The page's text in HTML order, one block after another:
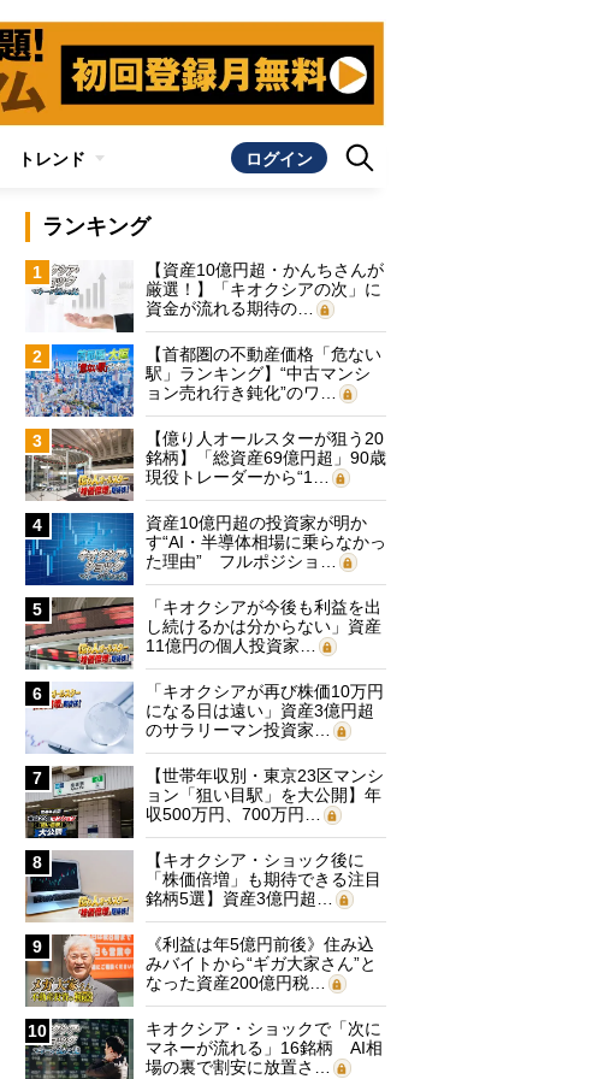
トレンド ログイン
ランキング
1
【資産10億円超・かんちさんが
厳選！】「キオクシアの次」に
資金が流れる期待の…
2
【首都圏の不動産価格「危ない
駅」ランキング】“中古マンシ
ョン売れ行き鈍化”のワ…
3
【億り人オールスターが狙う20
銘柄】「総資産69億円超」90歳
現役トレーダーから“1…
4
資産10億円超の投資家が明か
す“AI・半導体相場に乗らなかっ
た理由” フルポジショ…
5
「キオクシアが今後も利益を出
し続けるかは分からない」資産
11億円の個人投資家…
6
「キオクシアが再び株価10万円
になる日は遠い」資産3億円超
のサラリーマン投資家…
7
【世帯年収別・東京23区マンシ
ョン「狙い目駅」を大公開】年
収500万円、700万円…
8
【キオクシア・ショック後に
「株価倍増」も期待できる注目
銘柄5選】資産3億円超…
9
《利益は年5億円前後》住み込
みバイトから“ギガ大家さん”と
なった資産200億円税…
10
キオクシア・ショックで「次に
マネーが流れる」16銘柄 AI相
場の裏で割安に放置さ…